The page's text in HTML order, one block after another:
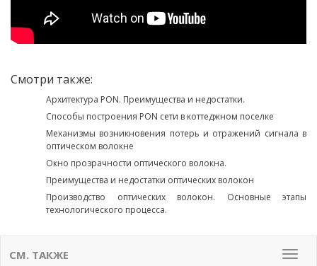
Смотри также:
Архитектура PON. Преимущества и недостатки.
Способы построения PON сети в коттеджном поселке
Механизмы возникновения потерь и отражений сигнала в
оптическом волокне
Окно прозрачности оптического волокна.
Преимущества и недостатки оптических волокон
Производство оптических волокон. Основные этапы
технологического процесса.
Меню
СМ. ТАКЖЕ